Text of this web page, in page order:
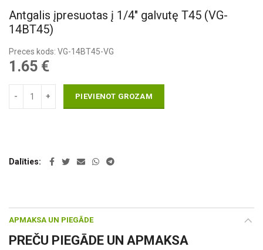
Antgalis įpresuotas į 1/4″ galvutę T45 (VG-
14BT45)
Preces kods: VG-14BT45-VG
1.65 €
PIEVIENOT GROZAM
Dalīties
APMAKSA UN PIEGĀDE
PREČU PIEGĀDE UN APMAKSA